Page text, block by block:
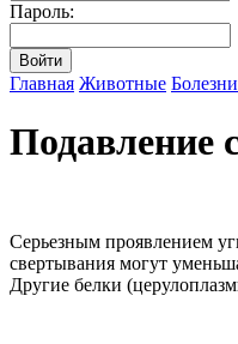
Пароль:
Главная Животные
Подавление
Серьезным проявлением
свертывания могут
Другие белки